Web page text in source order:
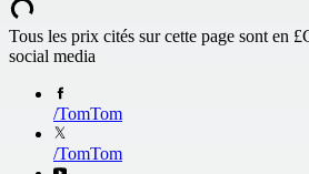
Tous les prix cités sur cette page sont en
social media
/TomTom
/TomTom